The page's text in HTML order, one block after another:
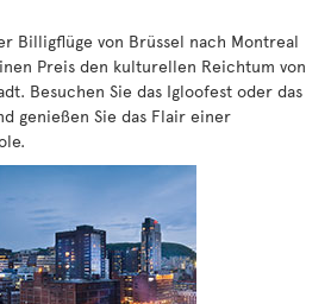
Billigflüge von Brüssel nach Montreal
Preis den kulturellen Reichtum von
Besuchen Sie das Igloofest oder das
genießen Sie das Flair einer